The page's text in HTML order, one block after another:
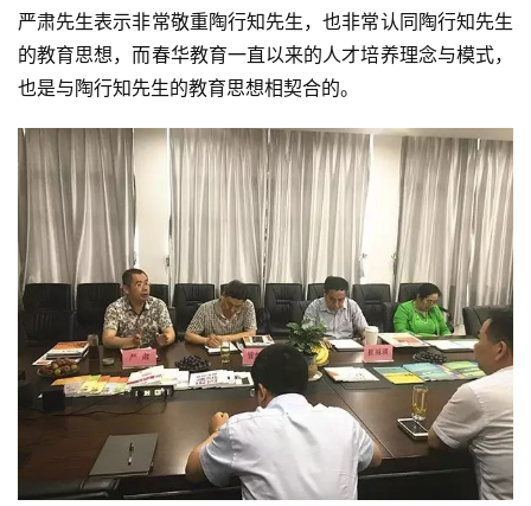
严肃先生表示非常敬重陶行知先生，也非常认同陶行知先生
的教育思想，而春华教育一直以来的人才培养理念与模式，
也是与陶行知先生的教育思想相契合的。